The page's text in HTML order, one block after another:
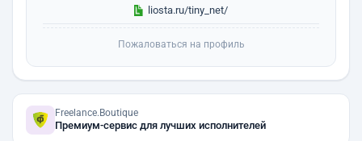
liosta.ru/tiny_net/
Пожаловаться на профиль
Freelance.Boutique
Премиум-сервис для лучших исполнителей